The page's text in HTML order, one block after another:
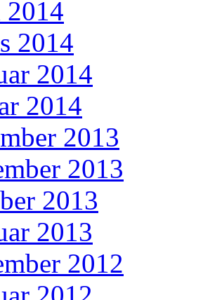
2014
2014
2014
2013
2013
2013
2013
2012